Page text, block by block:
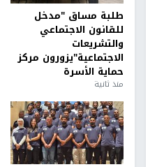
طلبة مساق "مدخل
للقانون الاجتماعي
والتشريعات
الاجتماعية"يزورون مركز
حماية الأسرة
منذ ثانية